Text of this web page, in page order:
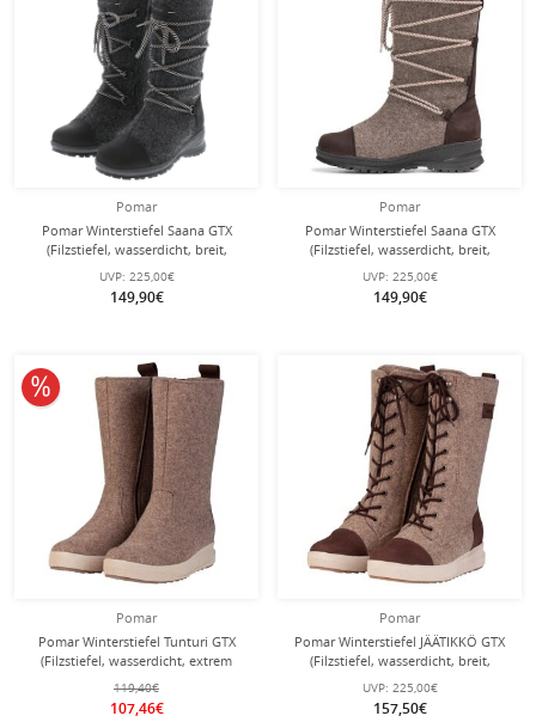
Pomar
Pomar Winterstiefel Saana GTX
(Filzstiefel, wasserdicht, breit,
extrem warm) granitgrau Damen
UVP: 225,00€
149,90€
Pomar
Pomar Winterstiefel Saana GTX
(Filzstiefel, wasserdicht, breit,
extrem warm) sandbraun Damen
UVP: 225,00€
149,90€
Pomar
Pomar Winterstiefel Tunturi GTX
(Filzstiefel, wasserdicht, extrem
warm) sandbraun Damen
119,40€
107,46€
10% reduziert
Pomar
Pomar Winterstiefel JÄÄTIKKÖ GTX
(Filzstiefel, wasserdicht, breit,
extrem warm) sandbraun Damen
UVP: 225,00€
157,50€